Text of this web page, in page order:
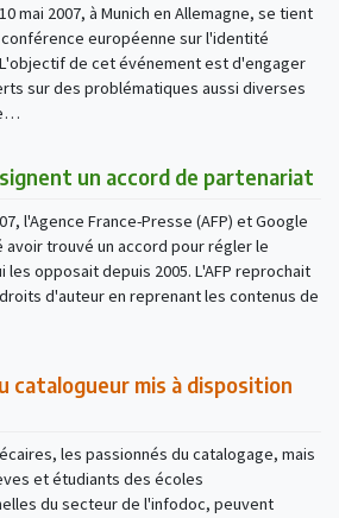
mai 2007, à Munich en Allemagne, se tient
européenne sur l'identité
de cet événement est d'engager
sur des problématiques aussi diverses
un accord de partenariat
l'Agence France-Presse (AFP) et Google
avoir trouvé un accord pour régler le
les opposait depuis 2005. L'AFP reprochait
d'auteur en reprenant les contenus de
catalogueur mis à disposition
les passionnés du catalogage, mais
et étudiants des écoles
du secteur de l'infodoc, peuvent